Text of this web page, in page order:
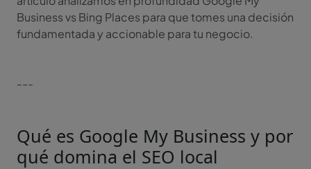
Business vs Bing Places para que tomes una decisión
fundamentada y accionable para tu negocio.
---
Qué es Google My Business y por
qué domina el SEO local